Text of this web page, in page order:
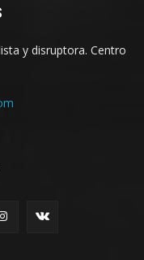
y disruptora. Centro